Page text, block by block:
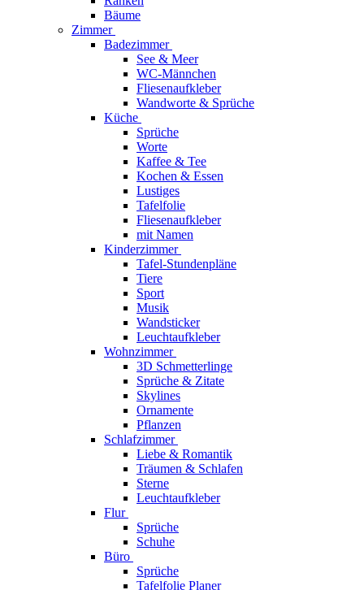
Bäume
Zimmer
Badezimmer
See & Meer
WC-Männchen
Fliesenaufkleber
Wandworte & Sprüche
Küche
Sprüche
Worte
Kaffee & Tee
Kochen & Essen
Lustiges
Tafelfolie
Fliesenaufkleber
mit Namen
Kinderzimmer
Tafel-Stundenpläne
Tiere
Sport
Musik
Wandsticker
Leuchtaufkleber
Wohnzimmer
3D Schmetterlinge
Sprüche & Zitate
Skylines
Ornamente
Pflanzen
Schlafzimmer
Liebe & Romantik
Träumen & Schlafen
Sterne
Leuchtaufkleber
Flur
Sprüche
Schuhe
Büro
Sprüche
Tafelfolie Planer